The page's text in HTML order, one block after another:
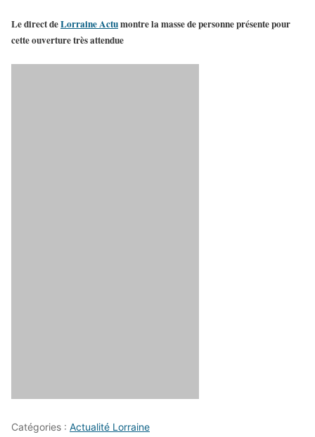
Le direct deLorraine Actumontre la masse de personne présente pour
cette ouverture très attendue
Catégories : Actualité Lorraine